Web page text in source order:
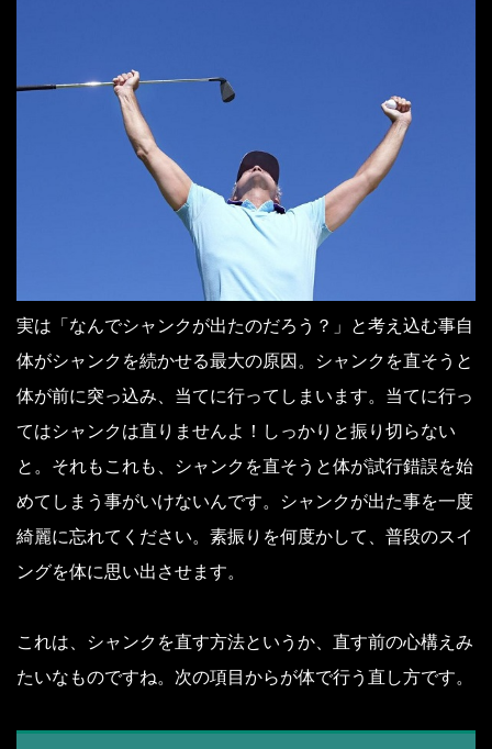
実は「なんでシャンクが出たのだろう？」と考え込む事自
体がシャンクを続かせる最大の原因。シャンクを直そうと
体が前に突っ込み、当てに行ってしまいます。当てに行っ
てはシャンクは直りませんよ！しっかりと振り切らない
と。それもこれも、シャンクを直そうと体が試行錯誤を始
めてしまう事がいけないんです。シャンクが出た事を一度
綺麗に忘れてください。素振りを何度かして、普段のスイ
ングを体に思い出させます。
これは、シャンクを直す方法というか、直す前の心構えみ
たいなものですね。次の項目からが体で行う直し方です。